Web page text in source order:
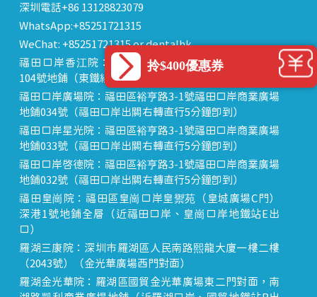
深圳電話+86 13128823079
WhatsApp:+85251721315
WeChat: +85251721315 or dentalhk
福田口岸香江院：福田區福田口岸正對面，海悅華城
104號地鋪（東鐵線落馬洲站出關對面即到）
福田口岸廣場院：福田區裕亨路3-1號福田口岸商業廣場
地鋪034號（福田口岸出關右轉直行5分鐘即到）
福田口岸星光院：福田區裕亨路3-1號福田口岸商業廣場
地鋪033號（福田口岸出關右轉直行5分鐘即到）
福田口岸啟德院：福田區裕亨路3-1號福田口岸商業廣場
地鋪032號（福田口岸出關右轉直行5分鐘即到）
福田皇崗院：福田區皇崗口岸皇禦苑（皇城廣場C門）
深港1號地鋪全層（近福田口岸、皇崗口岸地鐵站E出
口）
羅湖三康院：深圳市羅湖區人民南路熙龍大廈一樓二樓
（2043號）（金光華廣場西門對面）
羅湖金光華院：羅湖區國貿金光華廣場東二門對面，南
拎$400優惠券